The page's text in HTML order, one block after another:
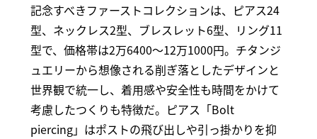
記念すべきファーストコレクションは、ピアス24
型、ネックレス2型、ブレスレット6型、リング11
型で、価格帯は2万6400～12万1000円。チタンジ
ュエリーから想像される削ぎ落としたデザインと
世界観で統一し、着用感や安全性も時間をかけて
考慮したつくりも特徴だ。ピアス「Bolt
piercing」はポストの飛び出しや引っ掛かりを抑